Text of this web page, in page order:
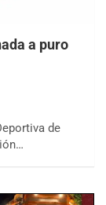
a puro
de